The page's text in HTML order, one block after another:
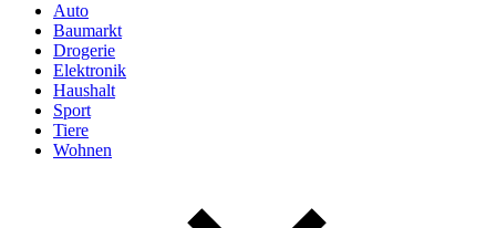
Auto
Baumarkt
Drogerie
Elektronik
Haushalt
Sport
Tiere
Wohnen